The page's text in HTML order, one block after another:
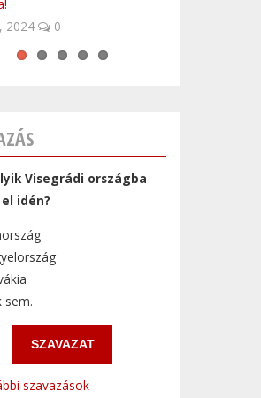
2024
0
18 of June 2012) LIVE
Visegrádi országba
idén?
sem.
szavazások